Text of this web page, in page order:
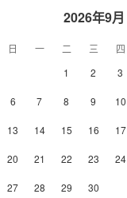
2026年9月
日 一 二 三
四
1
2 3
6 7 8 9 10
13 14 15 16 17
20 21 22 23 24
27 28 29 30
空調